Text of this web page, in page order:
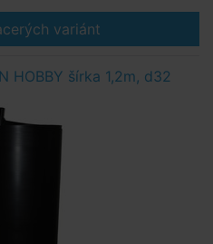
variánt
HOBBY šírka 1,2m, d32